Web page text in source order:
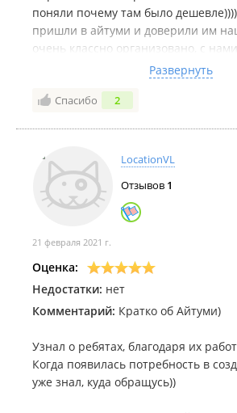
поняли почему там было
пришли в айтуми и доверили им
очень классно организовано, с
команда, все обсуждения проходят в
телеграм. В общем у них все
здорово, поэтому все очень удобно.
Развернуть
Спасибо 2
LocationVL
Отзывов 1
21 февраля 2021 г.
Оценка:
Недостатки: нет
Комментарий: Кратко об Айтуми)
Узнал о ребятах, благодаря их
Когда появилась потребность в
уже знал, куда обращусь))